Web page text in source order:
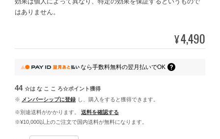
はありません。
¥4,490
なら手数料無料の翌月払いでOK
44 ☆は な こ こ ろ☆ポイント獲得
※ メンバーシップに登録 し、購入をすると獲得できます。
※別途送料がかかります。
送料を確認する
※¥10,000以上のご注文で国内送料が無料になります。